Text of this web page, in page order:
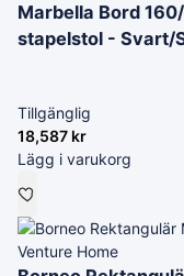
Marbella Bord
stapelstol - Svart/
Tillgänglig
18,587 kr
Lägg i varukorg
Venture Home